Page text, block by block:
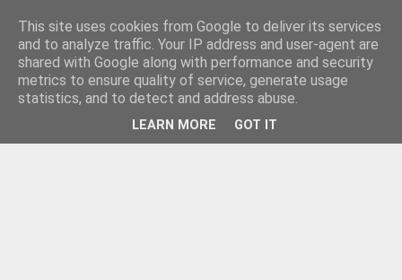
This site uses cookies from Google to deliver its services
and to analyze traffic. Your IP address and user-agent are
shared with Google along with performance and security
metrics to ensure quality of service, generate usage
statistics, and to detect and address abuse.
LEARN MORE GOT IT